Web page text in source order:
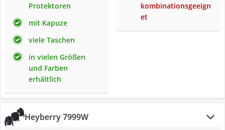
Protektoren
mit Kapuze
viele Taschen
in vielen Größen
und Farben
erhältlich
kombinationsgeeign
et
Heyberry 7999W